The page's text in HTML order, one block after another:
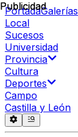
PortadaGalerías
Local
Sucesos
Universidad
Provincia
Cultura
Deportes
Campo
Castilla y León
Publicidad
Publicidad